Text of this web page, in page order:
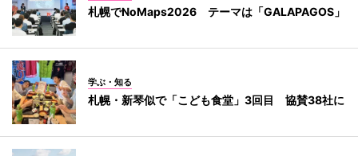
札幌でNoMaps2026 テーマは「GALAPAGOS」
学ぶ・知る
札幌・新琴似で「こども食堂」3回目 協賛38社に